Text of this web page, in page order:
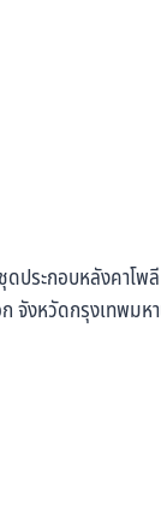
ดประกอบหลังคาโพลี
จังหวัดกรุงเทพมห